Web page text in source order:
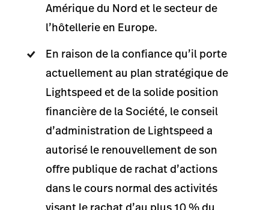
Amérique du Nord et le secteur de
l’hôtellerie en Europe.
En raison de la confiance qu’il porte
actuellement au plan stratégique de
Lightspeed et de la solide position
financière de la Société, le conseil
d’administration de Lightspeed a
autorisé le renouvellement de son
offre publique de rachat d’actions
dans le cours normal des activités